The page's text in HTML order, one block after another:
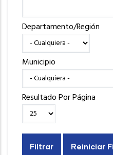
Departamento/Región
Municipio
Resultado Por Página